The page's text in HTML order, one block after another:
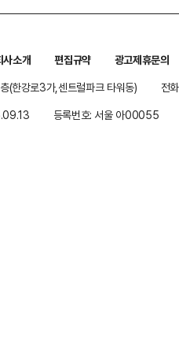
사소개 편집규약
광고제휴문의
(한강로3가,센트럴파크 타워동)
전
등록번호: 서울 아00055